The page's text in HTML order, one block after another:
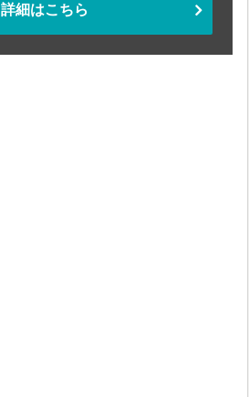
詳細はこちら